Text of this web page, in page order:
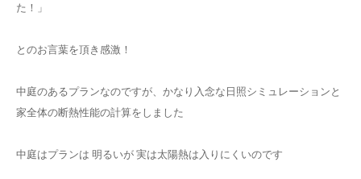
た！」
とのお言葉を頂き感激！
中庭のあるプランなのですが、かなり入念な日照シミュレーションと
家全体の断熱性能の計算をしました
中庭はプランは 明るいが 実は太陽熱は入りにくいのです